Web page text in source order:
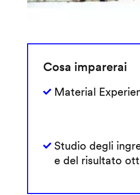
Cosa imparerai
Material
Studio degli
e del risultato